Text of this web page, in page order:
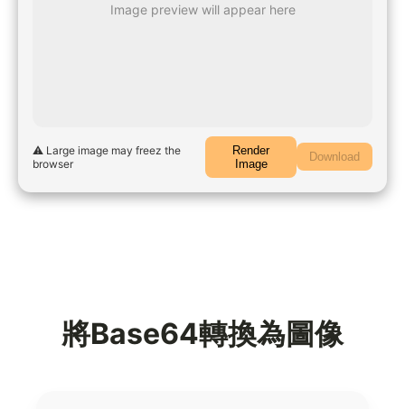
Image preview will appear here
⚠️ Large image may freez the
browser
Render
Image
Download
將Base64轉換為圖像